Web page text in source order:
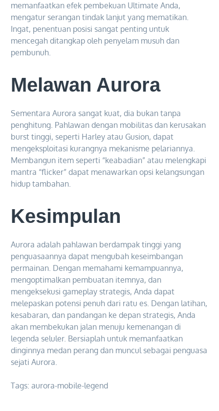
memanfaatkan efek pembekuan Ultimate Anda,
mengatur serangan tindak lanjut yang mematikan.
Ingat, penentuan posisi sangat penting untuk
mencegah ditangkap oleh penyelam musuh dan
pembunuh.
Melawan Aurora
Sementara Aurora sangat kuat, dia bukan tanpa
penghitung. Pahlawan dengan mobilitas dan kerusakan
burst tinggi, seperti Harley atau Gusion, dapat
mengeksploitasi kurangnya mekanisme pelariannya.
Membangun item seperti “keabadian” atau melengkapi
mantra “flicker” dapat menawarkan opsi kelangsungan
hidup tambahan.
Kesimpulan
Aurora adalah pahlawan berdampak tinggi yang
penguasaannya dapat mengubah keseimbangan
permainan. Dengan memahami kemampuannya,
mengoptimalkan pembuatan itemnya, dan
mengeksekusi gameplay strategis, Anda dapat
melepaskan potensi penuh dari ratu es. Dengan latihan,
kesabaran, dan pandangan ke depan strategis, Anda
akan membekukan jalan menuju kemenangan di
legenda seluler. Bersiaplah untuk memanfaatkan
dinginnya medan perang dan muncul sebagai penguasa
sejati Aurora.
Tags:aurora-mobile-legend